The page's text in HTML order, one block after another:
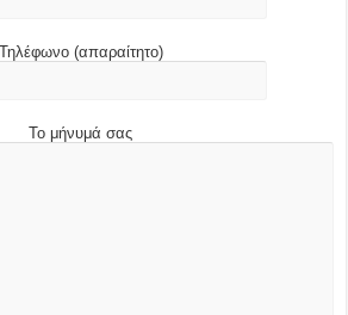
Τηλέφωνο (απαραίτητο)
Το μήνυμά σας